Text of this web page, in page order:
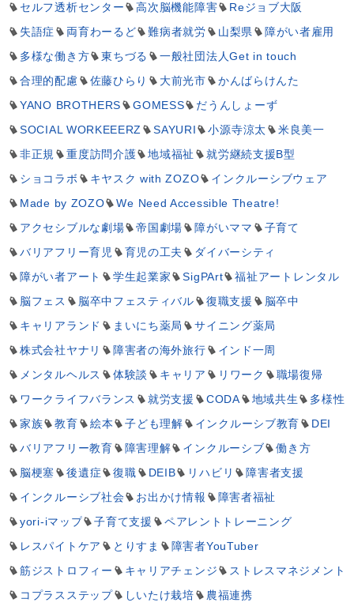
セルフ透析センター
高次脳機能障害
Reジョブ大阪
失語症
両育わーるど 難病者就労 山梨県
障がい者雇用
多様な働き方
東ちづる
一般社団法人Get in touch
合理的配慮
佐藤ひらり 大前光市
かんばらけんた
YANO BROTHERS
GOMESS
だうんしょーず
SOCIAL WORKEEERZ
SAYURI 小源寺涼太
米良美一
非正規
重度訪問介護 地域福祉
就労継続支援B型
ショコラボ
キヤスク with ZOZO
インクルーシブウェア
Made by ZOZO
We Need Accessible Theatre!
アクセシブルな劇場
帝国劇場 障がいママ
子育て
バリアフリー育児
育児の工夫
ダイバーシティ
障がい者アート
学生起業家 SigPArt
福祉アートレンタル
脳フェス
脳卒中フェスティバル 復職支援
脳卒中
キャリアランド
まいにち薬局
サイニング薬局
株式会社ヤナリ
障害者の海外旅行
インド一周
メンタルヘルス
体験談 キャリア リワーク
職場復帰
ワークライフバランス
就労支援 CODA 地域共生
多様性
家族
教育 絵本 子ども理解 インクルーシブ教育
DEI
バリアフリー教育
障害理解 インクルーシブ
働き方
脳梗塞
後遺症 復職 DEIB リハビリ
障害者支援
インクルーシブ社会
お出かけ情報
障害者福祉
yori-iマップ
子育て支援
ペアレントトレーニング
レスパイトケア
とりすま
障害者YouTuber
筋ジストロフィー
キャリアチェンジ
ストレスマネジメント
コプラスステップ
しいたけ栽培
農福連携